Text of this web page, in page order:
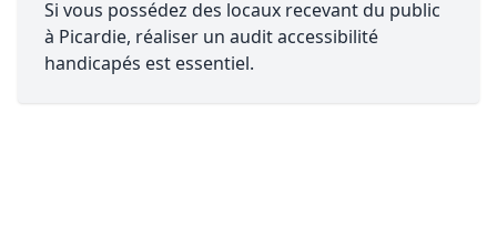
Si vous possédez des locaux recevant du public
à Picardie, réaliser un audit accessibilité
handicapés est essentiel.